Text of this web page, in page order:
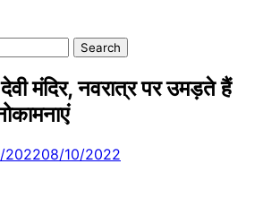
मंदिर, नवरात्र पर उमड़ते हैं
202208/10/2022